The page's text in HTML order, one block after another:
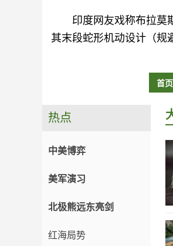
印度网友戏称布拉
其末段蛇形机动设计（规
首页
热点
中美博弈
美军演习
北极熊远东亮剑
红海局势